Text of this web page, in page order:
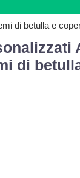
di betulla e
di